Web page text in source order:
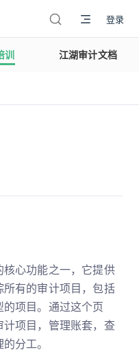
登录
训 江湖审计文档
心功能之一，它提供
有的审计项目，包括
项目。通过这个页
项目，管理账套，查
分工。